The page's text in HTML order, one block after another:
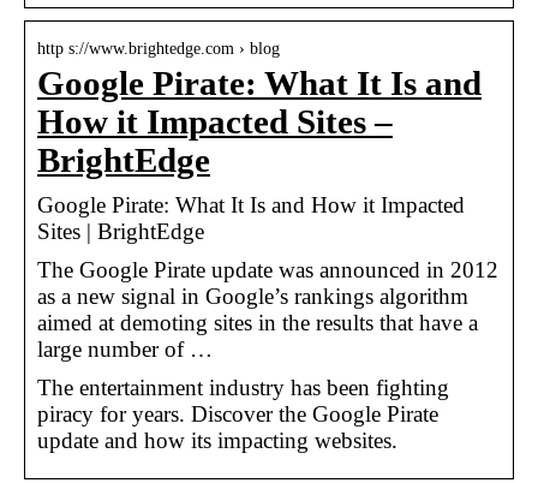
http s://www.brightedge.com › blog
Google Pirate: What It Is and
How it Impacted Sites –
BrightEdge
Google Pirate: What It Is and How it Impacted
Sites | BrightEdge
The Google Pirate update was announced in 2012
as a new signal in Google’s rankings algorithm
aimed at demoting sites in the results that have a
large number of …
The entertainment industry has been fighting
piracy for years. Discover the Google Pirate
update and how its impacting websites.